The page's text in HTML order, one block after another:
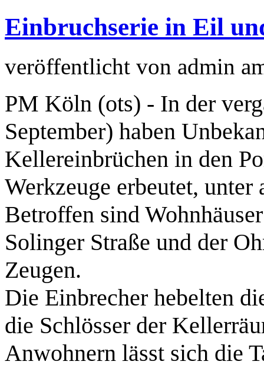
Einbruchserie in Eil
veröffentlicht von admin
PM Köln (ots) - In der
September) haben
Kellereinbrüchen in den
Werkzeuge erbeutet, unter
Betroffen sind
Solinger Straße und der
Zeugen.
Die Einbrecher hebelten
die Schlösser der
Anwohnern lässt sich die